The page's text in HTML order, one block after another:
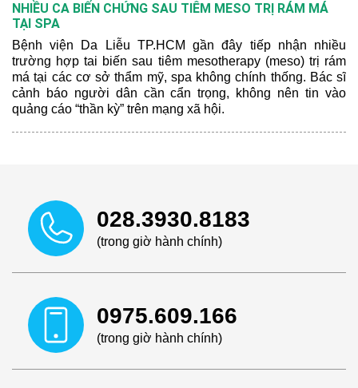
NHIỀU CA BIẾN CHỨNG SAU TIÊM MESO TRỊ RÁM MÁ
TẠI SPA
Bệnh viện Da Liễu TP.HCM gần đây tiếp nhận nhiều
trường hợp tai biến sau tiêm mesotherapy (meso) trị rám
má tại các cơ sở thẩm mỹ, spa không chính thống. Bác sĩ
cảnh báo người dân cần cẩn trọng, không nên tin vào
quảng cáo “thần kỳ” trên mạng xã hội.
028.3930.8183
(trong giờ hành chính)
0975.609.166
(trong giờ hành chính)